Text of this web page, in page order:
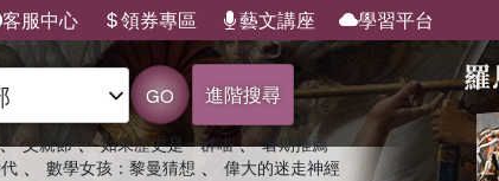
客服中心 領券專區 藝文講座 學習平台
GO 進階搜尋
、 父親節 、 如果歷史是一群喵 、 暑期推薦
、 數學女孩：黎曼猜想 、 偉大的迷走神經